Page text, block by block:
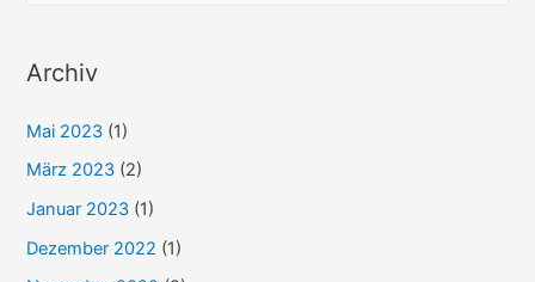
h
n
n
a
c
Archiv
Mai 2023 (1)
März 2023 (2)
Januar 2023 (1)
Dezember 2022 (1)